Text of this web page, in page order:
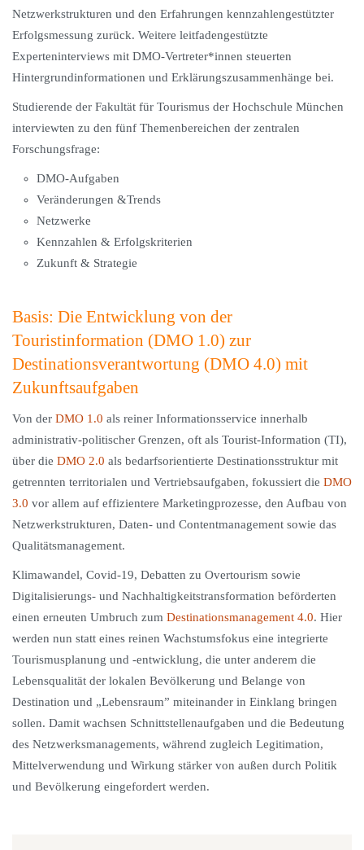
Netzwerkstrukturen und den Erfahrungen kennzahlengestützter
Erfolgsmessung zurück. Weitere leitfadengestützte
Experteninterviews mit DMO-Vertreter*innen steuerten
Hintergrundinformationen und Erklärungszusammenhänge bei.
Studierende der Fakultät für Tourismus der Hochschule München
interviewten zu den fünf Themenbereichen der zentralen
Forschungsfrage:
DMO-Aufgaben
Veränderungen &Trends
Netzwerke
Kennzahlen & Erfolgskriterien
Zukunft & Strategie
Basis: Die Entwicklung von der
Touristinformation (DMO 1.0) zur
Destinationsverantwortung (DMO 4.0) mit
Zukunftsaufgaben
Von der DMO 1.0 als reiner Informationsservice innerhalb
administrativ-politischer Grenzen, oft als Tourist-Information (TI),
über die DMO 2.0 als bedarfsorientierte Destinationsstruktur mit
getrennten territorialen und Vertriebsaufgaben, fokussiert die DMO
3.0 vor allem auf effizientere Marketingprozesse, den Aufbau von
Netzwerkstrukturen, Daten- und Contentmanagement sowie das
Qualitätsmanagement.
Klimawandel, Covid-19, Debatten zu Overtourism sowie
Digitalisierungs- und Nachhaltigkeitstransformation beförderten
einen erneuten Umbruch zum Destinationsmanagement 4.0. Hier
werden nun statt eines reinen Wachstumsfokus eine integrierte
Tourismusplanung und -entwicklung, die unter anderem die
Lebensqualität der lokalen Bevölkerung und Belange von
Destination und „Lebensraum” miteinander in Einklang bringen
sollen. Damit wachsen Schnittstellenaufgaben und die Bedeutung
des Netzwerksmanagements, während zugleich Legitimation,
Mittelverwendung und Wirkung stärker von außen durch Politik
und Bevölkerung eingefordert werden.